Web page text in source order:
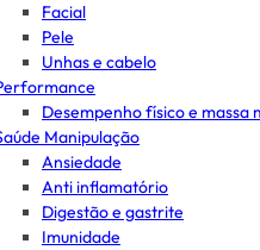
Facial
Pele
Unhas e cabelo
Desempenho físico e massa
Manipulação
Ansiedade
Anti inflamatório
Digestão e gastrite
Imunidade